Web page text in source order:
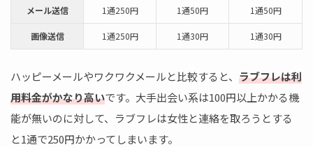
メール送信 1通250円 1通50円 1通50円
画像送信 1通250円 1通30円 1通30円
ハッピーメールやワクワクメールと比較すると、 ラブフレは利
用料金がかなり高いです。大手出会い系は100円以上かかる機
能が無いのに対して、ラブフレは女性と連絡を取ろうとする
と1通で250円かかってしまいます。